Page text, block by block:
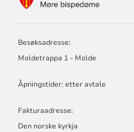
Besøksadresse:
Moldetrappa 1 - Molde
Åpningstider: etter avtale
Fakturaadresse:
Den norske kyrkja